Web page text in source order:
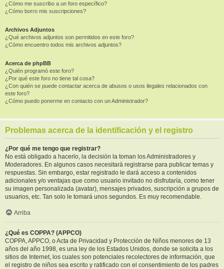
¿Cómo me suscribo a un foro específico?
¿Cómo borro mis suscripciones?
Archivos Adjuntos
¿Qué archivos adjuntos son permitidos en este foro?
¿Cómo encuentro todos mis archivos adjuntos?
Acerca de phpBB
¿Quién programó este foro?
¿Por qué este foro no tiene tal cosa?
¿Con quién se puede contactar acerca de abusos o usos ilegales relacionados con
este foro?
¿Cómo puedo ponerme en contacto con un Administrador?
Problemas acerca de la identificación y el registro
¿Por qué me tengo que registrar?
No está obligado a hacerlo, la decisión la toman los Administradores y
Moderadores. En algunos casos necesitará registrarse para publicar temas y
respuestas. Sin embargo, estar registrado le dará acceso a contenidos
adicionales y/o ventajas que como usuario invitado no disfrutaría, como tener
su imagen personalizada (avatar), mensajes privados, suscripción a grupos de
usuarios, etc. Tan solo le tomará unos segundos. Es muy recomendable.
Arriba
¿Qué es COPPA? (APPCO)
COPPA, APPCO, o Acta de Privacidad y Protección de Niños menores de 13
años del año 1998, es una ley de los Estados Unidos, donde se solicita a los
sitios de Internet, los cuales son potenciales recolectores de información, que
el registro de niños sea escrito y ratificado con el consentimiento de los padres